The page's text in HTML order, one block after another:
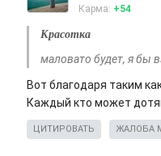
Карма: +54
Красотка
маловато будет, я бы
Вот благодаря таким
Каждый кто может
ЦИТИРОВАТЬ ЖАЛОБА